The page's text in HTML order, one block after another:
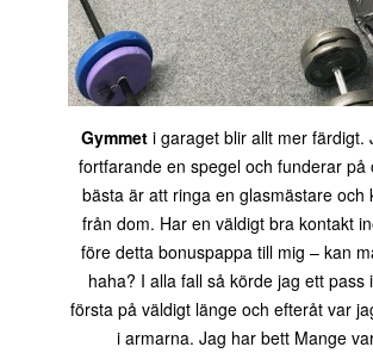
Gymmet i garaget blir allt mer färdigt.
fortfarande en spegel och funderar på
bästa är att ringa en glasmästare och
från dom. Har en väldigt bra kontakt
före detta bonuspappa till mig – kan
haha? I alla fall så körde jag ett pass
första på väldigt länge och efteråt var
i armarna. Jag har bett Mange